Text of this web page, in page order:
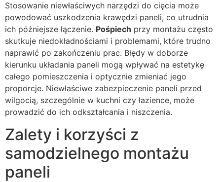
Stosowanie niewłaściwych narzędzi do cięcia może
powodować uszkodzenia krawędzi paneli, co utrudnia
ich późniejsze łączenie. Pośpiech przy montażu często
skutkuje niedokładnościami i problemami, które trudno
naprawić po zakończeniu prac. Błędy w doborze
kierunku układania paneli mogą wpływać na estetykę
całego pomieszczenia i optycznie zmieniać jego
proporcje. Niewłaściwe zabezpieczenie paneli przed
wilgocią, szczególnie w kuchni czy łazience, może
prowadzić do ich odkształcania i niszczenia.
Zalety i korzyści z
samodzielnego montażu
paneli